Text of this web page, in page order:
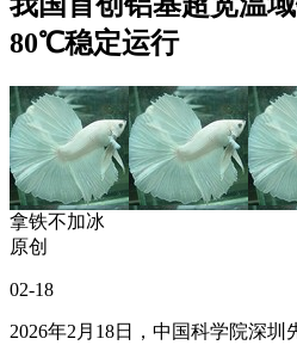
80℃稳定运行
拿铁不加冰
原创
02-18
2026年2月18日，中国科学院深